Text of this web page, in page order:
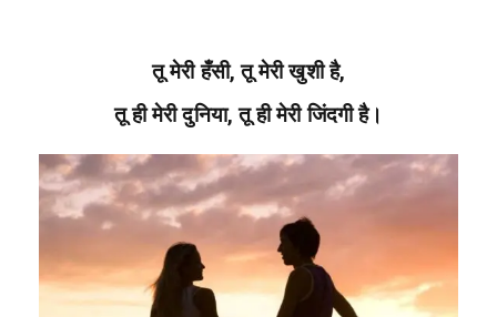
तू मेरी हँसी, तू मेरी खुशी है,
तू ही मेरी दुनिया, तू ही मेरी जिंदगी है।